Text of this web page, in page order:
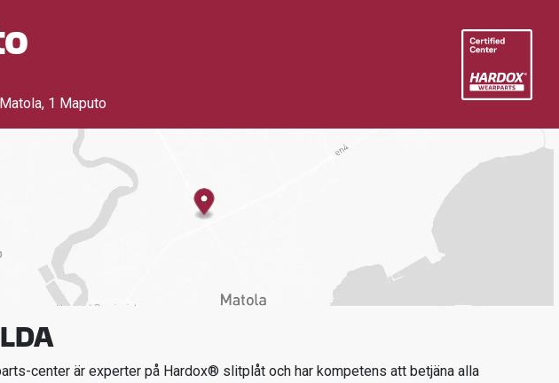
, 1 Maputo
center är experter på Hardox® slitplåt och har kompetens att betjäna alla